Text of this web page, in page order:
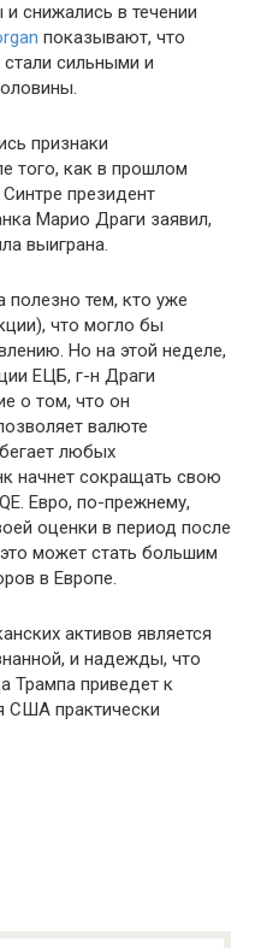
снижались в течении
показывают, что
сильными и
признаки
того, как в ​​прошлом
президент
Марио Драги заявил,
выиграна.
полезно тем, кто уже
что могло бы
Но на этой неделе,
ЕЦБ, г-н Драги
о том, что он
валюте
любых
начнет сокращать свою
Евро, по-прежнему,
оценки в период после
может стать большим
в Европе.
активов является
и надежды, что
Трампа приведет к
США практически